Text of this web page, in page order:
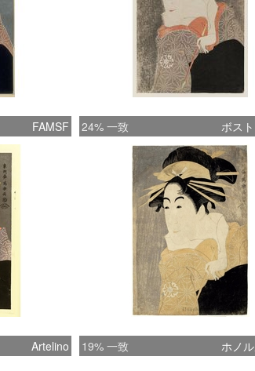
FAMSF 24% 一致 ボス
Artelino 19% 一致 ホノ